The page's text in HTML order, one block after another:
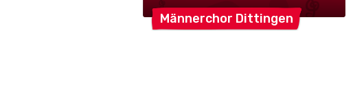
Männerchor Dittingen